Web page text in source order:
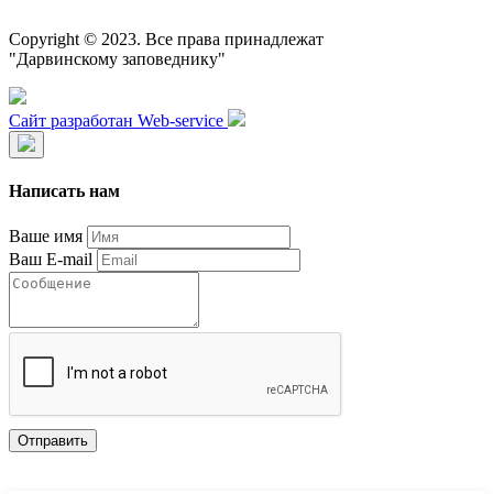
Copyright © 2023. Все права принадлежат
"Дарвинскому заповеднику"
Сайт разработан Web-service
Написать нам
Ваше имя
Ваш E-mail
Отправить